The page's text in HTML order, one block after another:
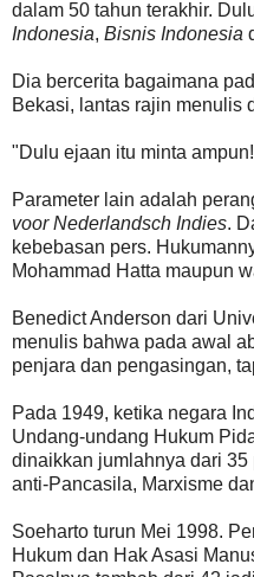
dalam 50 tahun terakhir.
Indonesia, Bisnis Indonesia
Dia bercerita bagaimana
Bekasi, lantas rajin menulis
"Dulu ejaan itu minta
Parameter lain adalah
voor Nederlandsch Indies.
kebebasan pers.
Mohammad Hatta maupun
Benedict Anderson dari
menulis bahwa pada awal
penjara dan pengasingan,
Pada 1949, ketika negara
Undang-undang Hukum
dinaikkan jumlahnya dari 35
anti-Pancasila, Marxisme
Soeharto turun Mei 1998.
Hukum dan Hak Asasi